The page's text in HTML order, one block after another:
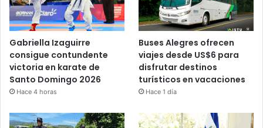
Gabriella Izaguirre
consigue contundente
victoria en karate de
Santo Domingo 2026
Hace 4 horas
Buses Alegres ofrecen
viajes desde US$6 para
disfrutar destinos
turísticos en vacaciones
Hace 1 día